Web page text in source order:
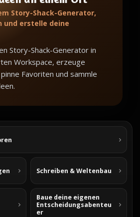
Story-Shack-Generator,
und erstelle deine
Story-Shack-Generator in
Workspace, erzeuge
Favoriten und sammle
Schreiben & Weltenbau
Baue deine eigenen
Entscheidungsabenteu
er